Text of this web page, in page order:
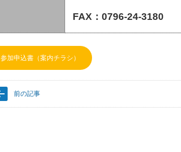
FAX：0796-24-3180
参加申込書（案内チラシ）
前の記事